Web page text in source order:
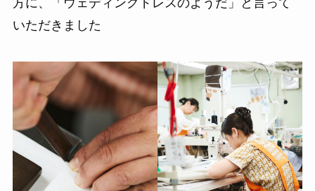
方に、「ウェディングドレスのようだ」と言って
いただきました